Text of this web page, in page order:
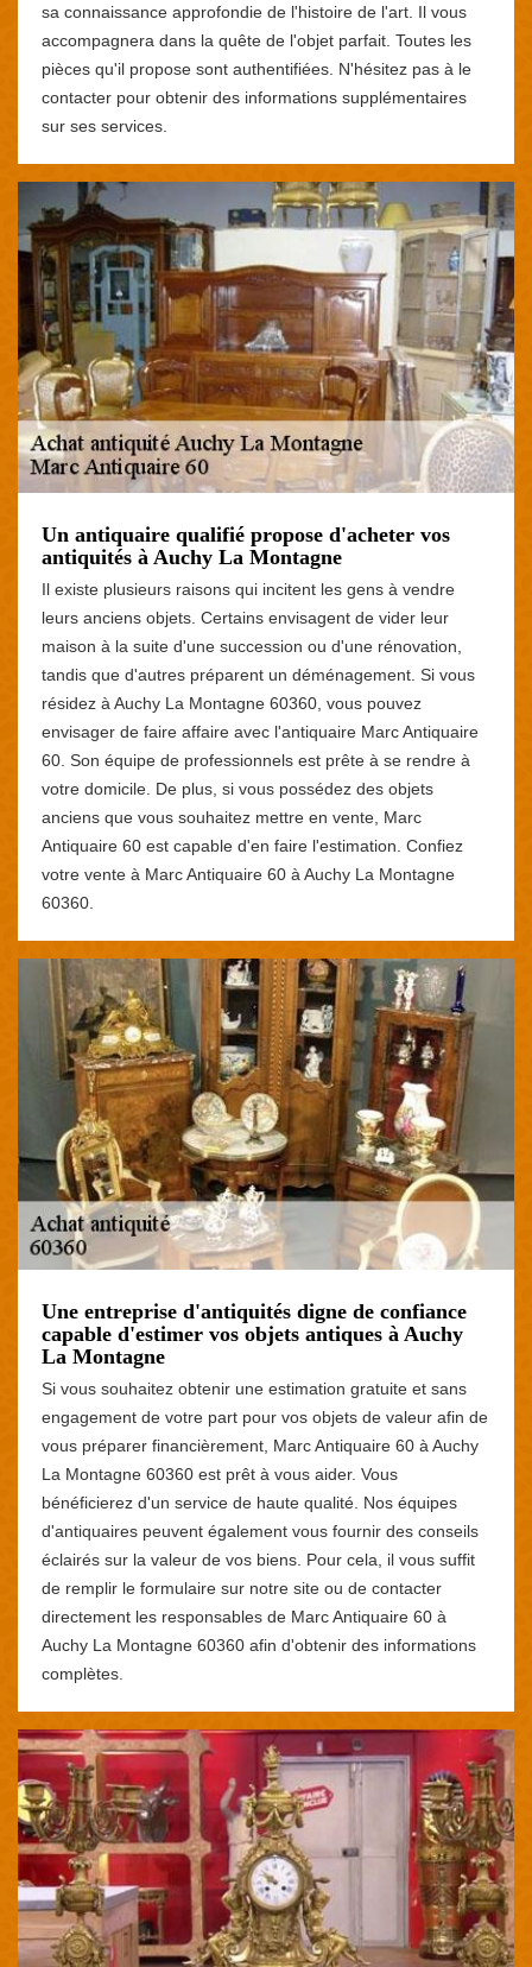
sa connaissance approfondie de l'histoire de l'art. Il vous
accompagnera dans la quête de l'objet parfait. Toutes les
pièces qu'il propose sont authentifiées. N'hésitez pas à le
contacter pour obtenir des informations supplémentaires
sur ses services.
Un antiquaire qualifié propose d'acheter vos
antiquités à Auchy La Montagne
Il existe plusieurs raisons qui incitent les gens à vendre
leurs anciens objets. Certains envisagent de vider leur
maison à la suite d'une succession ou d'une rénovation,
tandis que d'autres préparent un déménagement. Si vous
résidez à Auchy La Montagne 60360, vous pouvez
envisager de faire affaire avec l'antiquaire Marc Antiquaire
60. Son équipe de professionnels est prête à se rendre à
votre domicile. De plus, si vous possédez des objets
anciens que vous souhaitez mettre en vente, Marc
Antiquaire 60 est capable d'en faire l'estimation. Confiez
votre vente à Marc Antiquaire 60 à Auchy La Montagne
60360.
Une entreprise d'antiquités digne de confiance
capable d'estimer vos objets antiques à Auchy
La Montagne
Si vous souhaitez obtenir une estimation gratuite et sans
engagement de votre part pour vos objets de valeur afin de
vous préparer financièrement, Marc Antiquaire 60 à Auchy
La Montagne 60360 est prêt à vous aider. Vous
bénéficierez d'un service de haute qualité. Nos équipes
d'antiquaires peuvent également vous fournir des conseils
éclairés sur la valeur de vos biens. Pour cela, il vous suffit
de remplir le formulaire sur notre site ou de contacter
directement les responsables de Marc Antiquaire 60 à
Auchy La Montagne 60360 afin d'obtenir des informations
complètes.